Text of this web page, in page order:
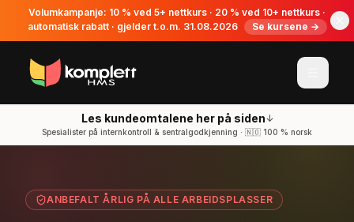
Volumkampanje: 10 % ved 5+ nettkurs · 20 % ved 10+ nettkurs ·
automatisk rabatt · gjelder t.o.m. 31.08.2026
Se kursene →
Les kundeomtalene her på siden↓
Spesialister på internkontroll & sentralgodkjenning · 🇳🇴 100 % norsk
ANBEFALT ÅRLIG PÅ ALLE ARBEIDSPLASSER